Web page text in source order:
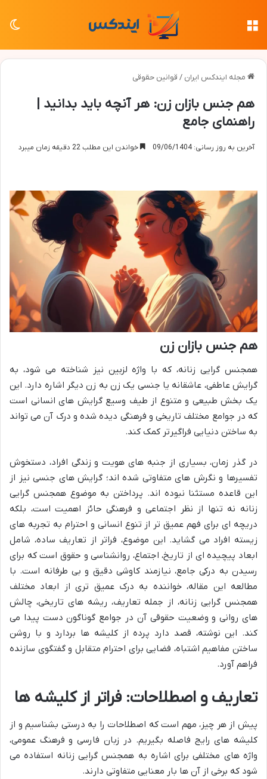
مجله ایندکس ایران / قوانین حقوقی
هم جنس بازان زن: هر آنچه باید بدانید |
راهنمای جامع
آخرین به روز رسانی: 09/06/1404 خواندن این مطلب 22 دقیقه زمان میبرد
هم جنس بازان زن
همجنس گرایی زنانه، که با واژه لزبین نیز شناخته می شود، به
گرایش عاطفی، عاشقانه یا جنسی یک زن به زن دیگر اشاره دارد. این
یک بخش طبیعی و متنوع از طیف وسیع گرایش های انسانی است
که در جوامع مختلف تاریخی و فرهنگی دیده شده و درک آن می تواند
به ساختن دنیایی فراگیرتر کمک کند.
در گذر زمان، بسیاری از جنبه های هویت و زندگی افراد، دستخوش
تفسیرها و نگرش های متفاوتی شده اند؛ گرایش های جنسی نیز از
این قاعده مستثنا نبوده اند. پرداختن به موضوع همجنس گرایی
زنانه نه تنها از نظر اجتماعی و فرهنگی حائز اهمیت است، بلکه
دریچه ای برای فهم عمیق تر از تنوع انسانی و احترام به تجربه های
زیسته افراد می گشاید. این موضوع، فراتر از تعاریف ساده، شامل
ابعاد پیچیده ای از تاریخ، اجتماع، روانشناسی و حقوق است که برای
رسیدن به درکی جامع، نیازمند کاوشی دقیق و بی طرفانه است. با
مطالعه این مقاله، خواننده به درک عمیق تری از ابعاد مختلف
همجنس گرایی زنانه، از جمله تعاریف، ریشه های تاریخی، چالش
های روانی و وضعیت حقوقی آن در جوامع گوناگون دست پیدا می
کند. این نوشته، قصد دارد پرده از کلیشه ها بردارد و با روشن
ساختن مفاهیم اشتباه، فضایی برای احترام متقابل و گفتگوی سازنده
فراهم آورد.
تعاریف و اصطلاحات: فراتر از کلیشه ها
پیش از هر چیز، مهم است که اصطلاحات را به درستی بشناسیم و از
کلیشه های رایج فاصله بگیریم. در زبان فارسی و فرهنگ عمومی،
واژه های مختلفی برای اشاره به همجنس گرایی زنانه استفاده می
شود که برخی از آن ها بار معنایی متفاوتی دارند.